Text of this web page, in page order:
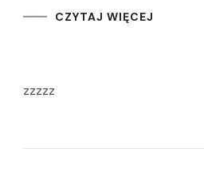
CZYTAJ WIĘCEJ
zzzzz